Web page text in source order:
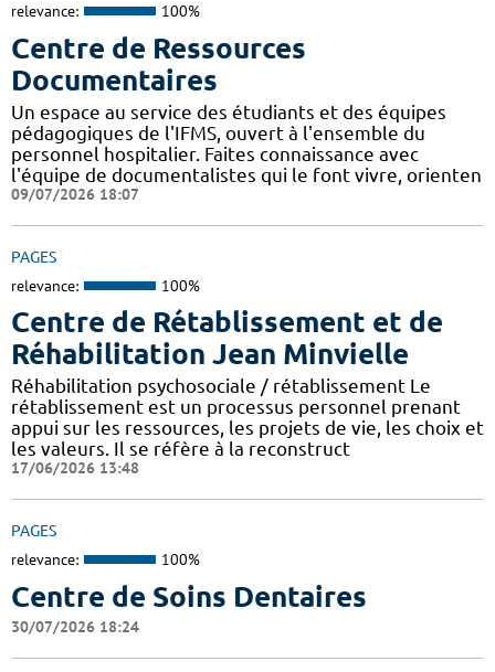
relevance: 100%
Centre de Ressources
Documentaires
Un espace au service des étudiants et des équipes
pédagogiques de l'IFMS, ouvert à l'ensemble du
personnel hospitalier. Faites connaissance avec
l'équipe de documentalistes qui le font vivre, orienten
09/07/2026 18:07
PAGES
relevance: 100%
Centre de Rétablissement et de
Réhabilitation Jean Minvielle
Réhabilitation psychosociale / rétablissement Le
rétablissement est un processus personnel prenant
appui sur les ressources, les projets de vie, les choix et
les valeurs. Il se réfère à la reconstruct
17/06/2026 13:48
PAGES
relevance: 100%
Centre de Soins Dentaires
30/07/2026 18:24